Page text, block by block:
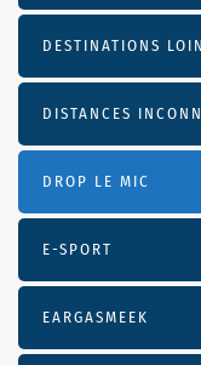
DESTINATIONS
DISTANCES
DROP LE MIC
E-SPORT
EARGASMEEK